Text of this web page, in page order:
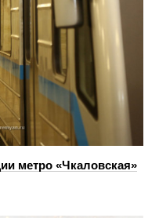
метро «Чкаловская»